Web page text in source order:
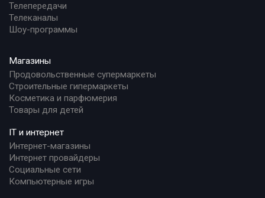
Телепередачи
Телеканалы
Шоу-программы
Магазины
Продовольственные супермаркеты
Строительные гипермаркеты
Косметика и парфюмерия
Товары для детей
IT и интернет
Интернет-магазины
Интернет провайдеры
Социальные сети
Компьютерные игры